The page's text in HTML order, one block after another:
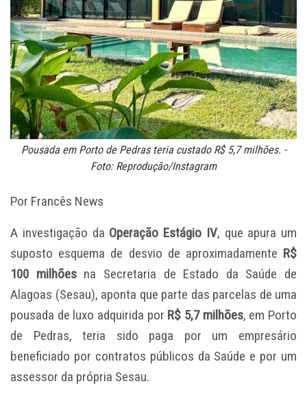
Pousada em Porto de Pedras teria custado R$ 5,7 milhões. -
Foto: Reprodução/Instagram
Por Francês News
A investigação da Operação Estágio IV, que apura um
suposto esquema de desvio de aproximadamente R$
100 milhõesna Secretaria de Estado da Saúde de
Alagoas (Sesau), aponta que parte das parcelas de uma
pousada de luxo adquirida por R$ 5,7 milhões, em Porto
de Pedras, teria sido paga por um empresário
beneficiado por contratos públicos da Saúde e por um
assessor da própria Sesau.